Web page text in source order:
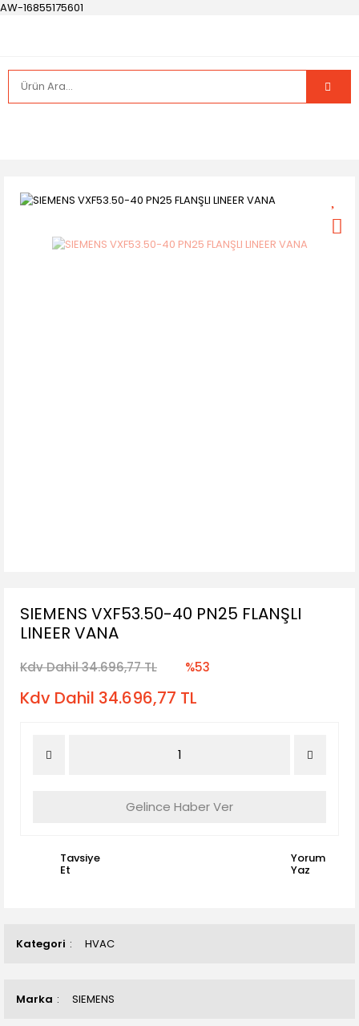
AW-16855175601
Kategori HVAC
Marka SIEMENS
SIEMENS VXF53.50-40 PN25 FLANŞLI
LINEER VANA
Kdv Dahil 34.696,77 TL %53
Kdv Dahil 34.696,77 TL
Gelince Haber Ver
Tavsiye
Et
Yorum
Yaz